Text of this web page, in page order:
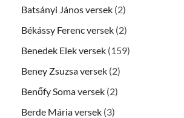
Batsányi János versek (2)
Békássy Ferenc versek (2)
Benedek Elek versek (159)
Beney Zsuzsa versek (2)
Benőfy Soma versek (2)
Berde Mária versek (3)